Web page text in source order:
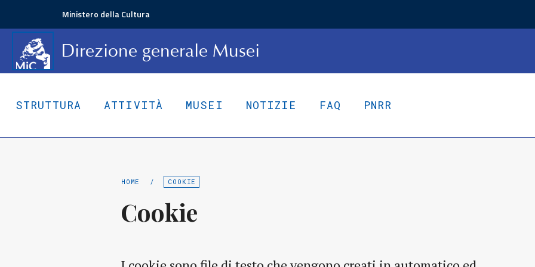
Ministero della Cultura
Direzione generale Musei
STRUTTURA ATTIVITÀ MUSEI NOTIZIE FAQ PNRR
HOME / COOKIE
Cookie